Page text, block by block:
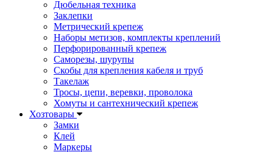
Дюбельная техника
Заклепки
Метрический крепеж
Наборы метизов, комплекты креплений
Перфорированный крепеж
Саморезы, шурупы
Скобы для крепления кабеля и труб
Такелаж
Тросы, цепи, веревки, проволока
Хомуты и сантехнический крепеж
Хозтовары
Замки
Клей
Маркеры